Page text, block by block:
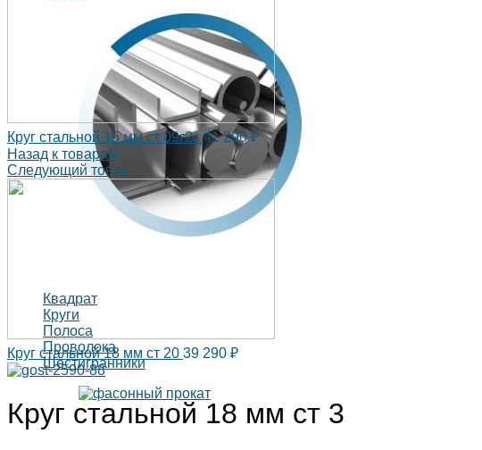
Квадрат
Круги
Полоса
Проволока
Шестигранники
Круг стальной 16 мм ст 09г2с41 290₽
Назад к товарам
Следующий товар
Круг стальной 18 мм ст 20 39 290 ₽
Круг стальной 18 мм ст 3